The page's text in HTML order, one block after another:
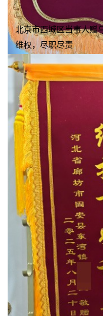
北京市西城区当事人赠
维权，尽职尽责